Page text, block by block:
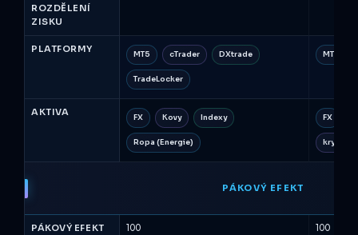
ROZDĚLENÍ
ZISKU
PLATFORMY MT5 cTrader DXtrade
TradeLocker
MT5
AKTIVA FX Kovy Indexy
Ropa (Energie)
FX
PÁKOVÝ EFEKT
PÁKOVÝ EFEKT
100 100